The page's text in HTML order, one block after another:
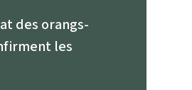
de forêt et
des orangs-
les